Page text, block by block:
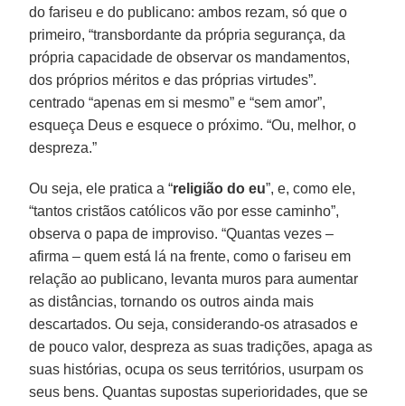
do fariseu e do publicano: ambos rezam, só que o
primeiro, “transbordante da própria segurança, da
própria capacidade de observar os mandamentos,
dos próprios méritos e das próprias virtudes”.
centrado “apenas em si mesmo” e “sem amor”,
esqueça Deus e esquece o próximo. “Ou, melhor, o
despreza.”
Ou seja, ele pratica a “religião do eu”, e, como ele,
“tantos cristãos católicos vão por esse caminho”,
observa o papa de improviso. “Quantas vezes –
afirma – quem está lá na frente, como o fariseu em
relação ao publicano, levanta muros para aumentar
as distâncias, tornando os outros ainda mais
descartados. Ou seja, considerando-os atrasados e
de pouco valor, despreza as suas tradições, apaga as
suas histórias, ocupa os seus territórios, usurpam os
seus bens. Quantas supostas superioridades, que se